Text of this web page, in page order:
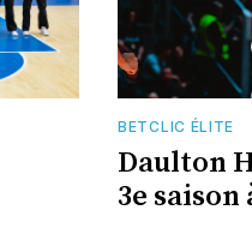
BETCLIC ÉLITE
Daulton
3e saison